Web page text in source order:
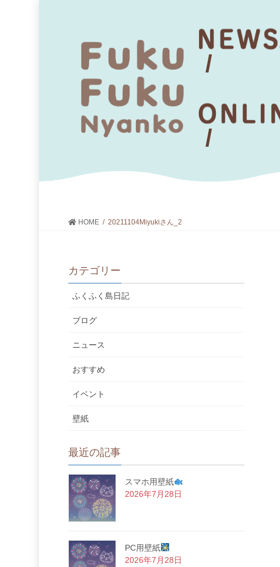
HOME 20211104Miyukiさん_2
カテゴリー
ふくふく島日記
ブログ
ニュース
おすすめ
イベント
壁紙
最近の記事
スマホ用壁紙
2026年7月28日
PC用壁紙
2026年7月28日